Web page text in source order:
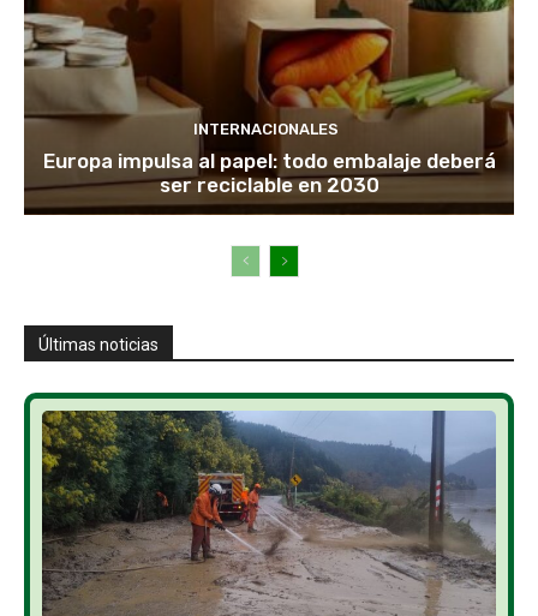
INTERNACIONALES
Europa impulsa al papel: todo embalaje deberá
ser reciclable en 2030
Últimas noticias